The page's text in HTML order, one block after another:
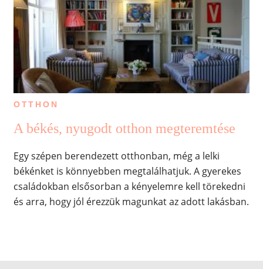
OTTHON
A békés, nyugodt otthon megteremtése
Egy szépen berendezett otthonban, még a lelki
békénket is könnyebben megtalálhatjuk. A gyerekes
családokban elsősorban a kényelemre kell törekedni
és arra, hogy jól érezzük magunkat az adott lakásban.